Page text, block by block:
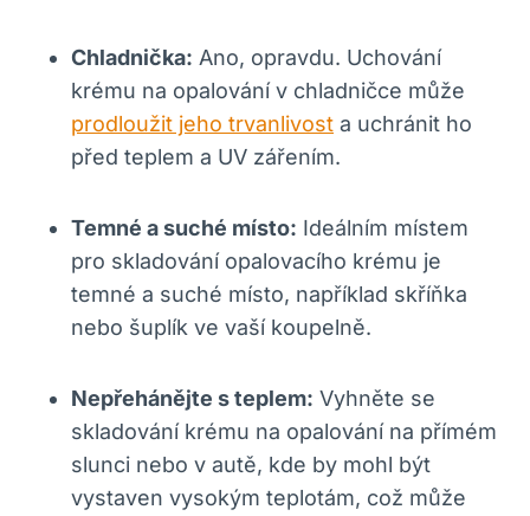
Chladnička: Ano, opravdu. Uchování
krému na opalování v chladničce může
prodloužit jeho trvanlivost a uchránit ho
před teplem a UV zářením.
Temné a suché místo: Ideálním místem
pro skladování opalovacího krému je
temné a suché místo, například skříňka
nebo šuplík ve vaší koupelně.
Nepřehánějte s teplem: Vyhněte se
skladování krému na opalování na přímém
slunci nebo v autě, kde by mohl být
vystaven vysokým teplotám, což může